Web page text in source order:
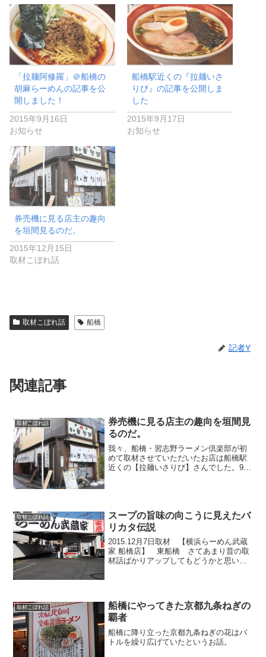
「拉麺阿修羅」＠船橋の
胡麻らーめんの記事を公
開しました！
2015年9月16日
お知らせ
船橋駅近くの『拉麺いさ
りび』の記事を公開しま
した
2015年9月17日
お知らせ
券売機に見る店主の趣向
を垣間見るのだ。
2015年12月15日
取材こぼれ話
取材こぼれ話 船橋
記者Y
関連記事
取材こぼれ話
券売機に見る店主の趣向を垣間見
るのだ。
我々、船橋・習志野ラーメン倶楽部が初
めて取材させていただいたお店は船橋駅
近くの【拉麺いさりび】さんでした。9月
取材こぼれ話
スープの旨味の向こうに見えたバ
リカタ伝説
2015.12月7日取材 【横浜らーめん武蔵
家 船橋店】 東船橋 さてあまり昔の取
材話ばかりアップしてもどうかと思いま
面な店長の柳...
取材こぼれ話
船橋にやってきた京都九条ねぎの
覇者
船橋に降り立った京都九条ねぎの花はバ
トルを繰り広げていたというお話。